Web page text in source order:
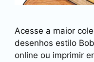
Acesse a maior
desenhos estilo
online ou imprimir